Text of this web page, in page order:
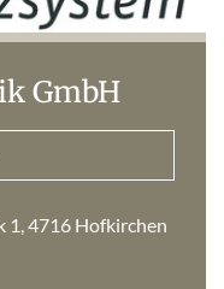
GmbH
1, 4716 Hofkirchen